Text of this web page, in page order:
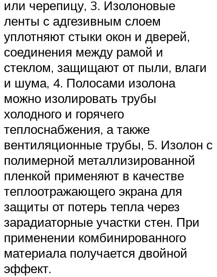
или черепицу, 3. Изолоновые
ленты с адгезивным слоем
уплотняют стыки окон и дверей,
соединения между рамой и
стеклом, защищают от пыли, влаги
и шума, 4. Полосами изолона
можно изолировать трубы
холодного и горячего
теплоснабжения, а также
вентиляционные трубы, 5. Изолон с
полимерной металлизированной
пленкой применяют в качестве
теплоотражающего экрана для
защиты от потерь тепла через
зарадиаторные участки стен. При
применении комбинированного
материала получается двойной
эффект.